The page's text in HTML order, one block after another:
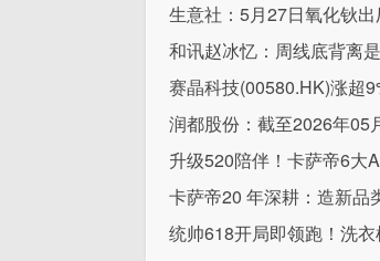
生意社：5月27日氧化钬
和讯赵冰忆：周线底背离
赛晶科技(00580.HK)涨超
润都股份：截至2026年05
升级520陪伴！卡萨帝6大
卡萨帝20 年深耕：造新品
统帅618开局即领跑！洗